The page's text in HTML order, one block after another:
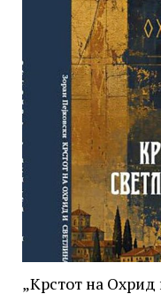
„Крстот на Охрид